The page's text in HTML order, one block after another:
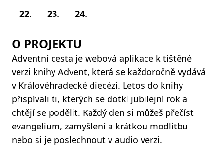
22. 23. 24.
O PROJEKTU
Adventní cesta je webová aplikace k tištěné
verzi knihy Advent, která se každoročně vydává
v Královéhradecké diecézi. Letos do knihy
přispívali ti, kterých se dotkl jubilejní rok a
chtějí se podělit. Každý den si můžeš přečíst
evangelium, zamyšlení a krátkou modlitbu
nebo si je poslechnout v audio verzi.